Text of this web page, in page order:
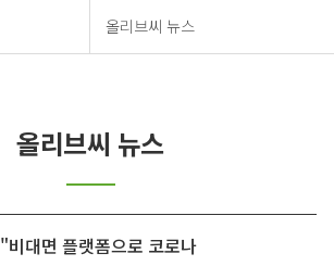
올리브씨 뉴스
올리브씨 뉴스
대면 플랫폼으로 코로나